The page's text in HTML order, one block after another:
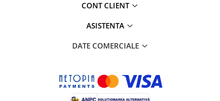
CONT CLIENT
ASISTENTA
DATE COMERCIALE